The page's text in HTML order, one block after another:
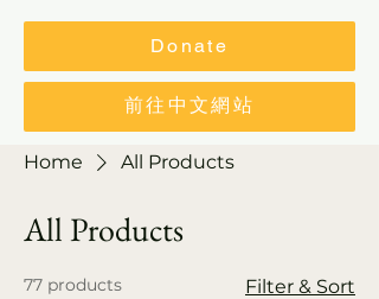
Donate
前往中文網站
Home All Products
All Products
77 products Filter & Sort